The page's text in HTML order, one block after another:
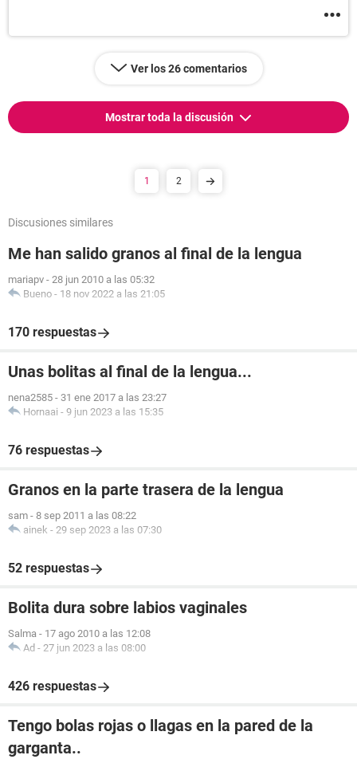
Ver los 26 comentarios
Mostrar toda la discusión
1 2
Discusiones similares
Me han salido granos al final de la lengua
mariapv - 28 jun 2010 a las 05:32
Bueno - 18 nov 2022 a las 21:05
170 respuestas
Unas bolitas al final de la lengua...
nena2585 - 31 ene 2017 a las 23:27
Hornaai - 9 jun 2023 a las 15:35
76 respuestas
Granos en la parte trasera de la lengua
sam - 8 sep 2011 a las 08:22
ainek - 29 sep 2023 a las 07:30
52 respuestas
Bolita dura sobre labios vaginales
Salma - 17 ago 2010 a las 12:08
Ad - 27 jun 2023 a las 08:00
426 respuestas
Tengo bolas rojas o llagas en la pared de la
garganta..